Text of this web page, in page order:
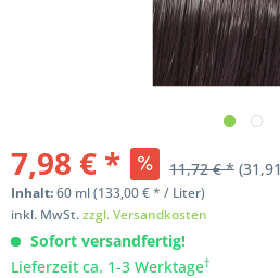
7,98 € * 11,72 € *
Inhalt:60 ml(133,00 € * / Liter)
inkl. MwSt.zzgl. Versandkosten
Sofort versandfertig!
Lieferzeit ca. 1-3 Werktage†